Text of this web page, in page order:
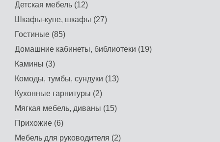
Детская мебель (12)
Шкафы-купе, шкафы (27)
Гостиные (85)
Домашние кабинеты, библиотеки (19)
Камины (3)
Комоды, тумбы, сундуки (13)
Кухонные гарнитуры (2)
Мягкая мебель, диваны (15)
Прихожие (6)
Мебель для руководителя (2)